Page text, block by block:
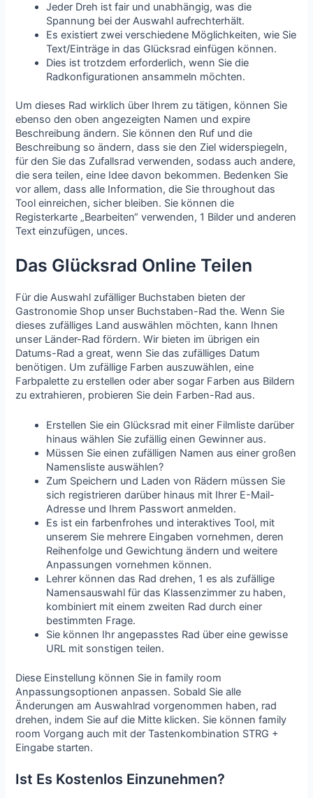
Jeder Dreh ist fair und unabhängig, was die
Spannung bei der Auswahl aufrechterhält.
Es existiert zwei verschiedene Möglichkeiten, wie Sie
Text/Einträge in das Glücksrad einfügen können.
Dies ist trotzdem erforderlich, wenn Sie die
Radkonfigurationen ansammeln möchten.
Um dieses Rad wirklich über Ihrem zu tätigen, können Sie
ebenso den oben angezeigten Namen und expire
Beschreibung ändern. Sie können den Ruf und die
Beschreibung so ändern, dass sie den Ziel widerspiegeln,
für den Sie das Zufallsrad verwenden, sodass auch andere,
die sera teilen, eine Idee davon bekommen. Bedenken Sie
vor allem, dass alle Information, die Sie throughout das
Tool einreichen, sicher bleiben. Sie können die
Registerkarte „Bearbeiten“ verwenden, 1 Bilder und anderen
Text einzufügen, unces.
Das Glücksrad Online Teilen
Für die Auswahl zufälliger Buchstaben bieten der
Gastronomie Shop unser Buchstaben-Rad the. Wenn Sie
dieses zufälliges Land auswählen möchten, kann Ihnen
unser Länder-Rad fördern. Wir bieten im übrigen ein
Datums-Rad a great, wenn Sie das zufälliges Datum
benötigen. Um zufällige Farben auszuwählen, eine
Farbpalette zu erstellen oder aber sogar Farben aus Bildern
zu extrahieren, probieren Sie dein Farben-Rad aus.
Erstellen Sie ein Glücksrad mit einer Filmliste darüber
hinaus wählen Sie zufällig einen Gewinner aus.
Müssen Sie einen zufälligen Namen aus einer großen
Namensliste auswählen?
Zum Speichern und Laden von Rädern müssen Sie
sich registrieren darüber hinaus mit Ihrer E-Mail-
Adresse und Ihrem Passwort anmelden.
Es ist ein farbenfrohes und interaktives Tool, mit
unserem Sie mehrere Eingaben vornehmen, deren
Reihenfolge und Gewichtung ändern und weitere
Anpassungen vornehmen können.
Lehrer können das Rad drehen, 1 es als zufällige
Namensauswahl für das Klassenzimmer zu haben,
kombiniert mit einem zweiten Rad durch einer
bestimmten Frage.
Sie können Ihr angepasstes Rad über eine gewisse
URL mit sonstigen teilen.
Diese Einstellung können Sie in family room
Anpassungsoptionen anpassen. Sobald Sie alle
Änderungen am Auswahlrad vorgenommen haben, rad
drehen, indem Sie auf die Mitte klicken. Sie können family
room Vorgang auch mit der Tastenkombination STRG +
Eingabe starten.
Ist Es Kostenlos Einzunehmen?